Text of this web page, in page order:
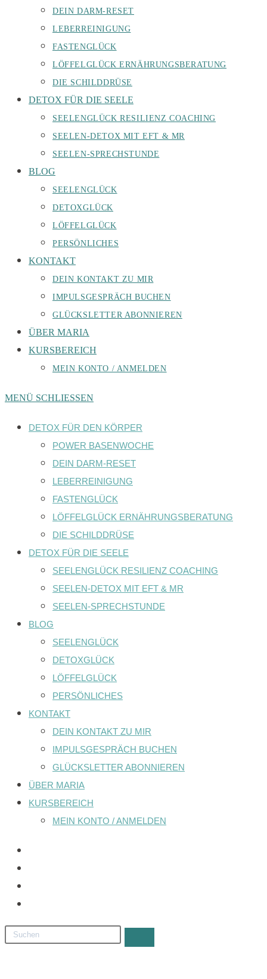
DEIN DARM-RESET
LEBERREINIGUNG
FASTENGLÜCK
LÖFFELGLÜCK ERNÄHRUNGSBERATUNG
DIE SCHILDDRÜSE
DETOX FÜR DIE SEELE
SEELENGLÜCK RESILIENZ COACHING
SEELEN-DETOX MIT EFT & MR
SEELEN-SPRECHSTUNDE
BLOG
SEELENGLÜCK
DETOXGLÜCK
LÖFFELGLÜCK
PERSÖNLICHES
KONTAKT
DEIN KONTAKT ZU MIR
IMPULSGESPRÄCH BUCHEN
GLÜCKSLETTER ABONNIEREN
ÜBER MARIA
KURSBEREICH
MEIN KONTO / ANMELDEN
MENÜ SCHLIESSEN
DETOX FÜR DEN KÖRPER
POWER BASENWOCHE
DEIN DARM-RESET
LEBERREINIGUNG
FASTENGLÜCK
LÖFFELGLÜCK ERNÄHRUNGSBERATUNG
DIE SCHILDDRÜSE
DETOX FÜR DIE SEELE
SEELENGLÜCK RESILIENZ COACHING
SEELEN-DETOX MIT EFT & MR
SEELEN-SPRECHSTUNDE
BLOG
SEELENGLÜCK
DETOXGLÜCK
LÖFFELGLÜCK
PERSÖNLICHES
KONTAKT
DEIN KONTAKT ZU MIR
IMPULSGESPRÄCH BUCHEN
GLÜCKSLETTER ABONNIEREN
ÜBER MARIA
KURSBEREICH
MEIN KONTO / ANMELDEN